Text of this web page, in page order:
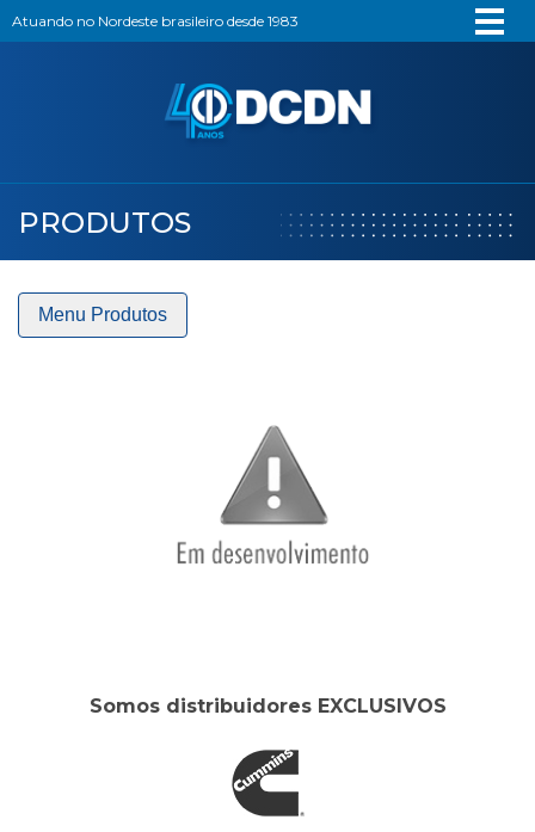
Atuando no Nordeste brasileiro desde 1983
PRODUTOS
Menu Produtos
Somos distribuidores EXCLUSIVOS